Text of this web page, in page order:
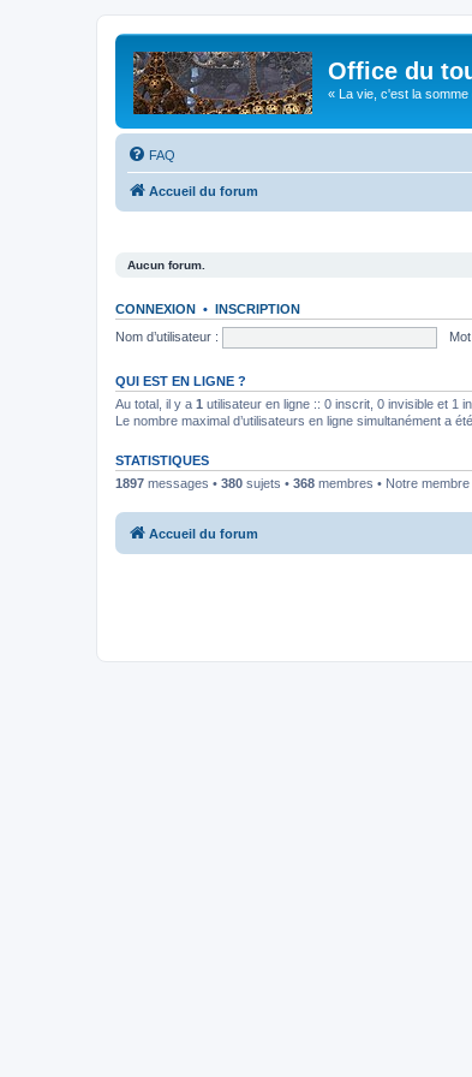
Office du
« La vie, c'est la
FAQ
Accueil du forum
Aucun forum.
CONNEXION • INSCRIPTION
Nom d’utilisateur :
QUI EST EN LIGNE ?
Au total, il y a 1 utilisateur en ligne :: 0 inscrit, 0 invisible et 1
Le nombre maximal d’utilisateurs en ligne simultanément a
STATISTIQUES
1897 messages • 380 sujets • 368 membres • Notre
Accueil du forum